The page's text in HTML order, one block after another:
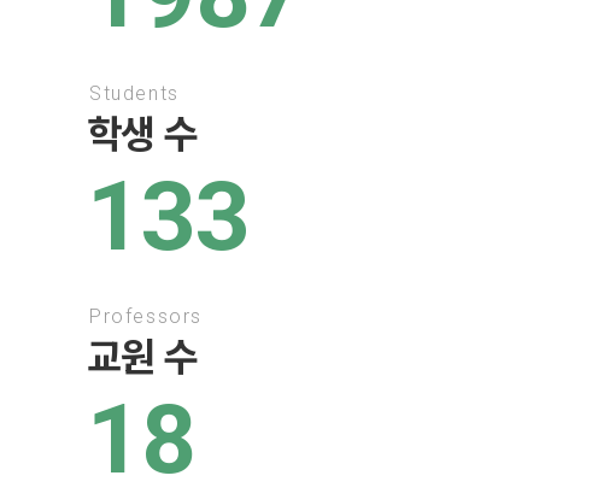
Students
학생 수
133
Professors
교원 수
18